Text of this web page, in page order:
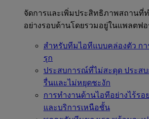
จัดการและเพิ่มประสิทธิภาพสถาน
อย่างรอบด้านโดยรวมอยู่ในแพลตฟอ
สำหรับทีมไอทีแบบคล่องตัว ก
รุก
ประสบการณ์ที่ไม่สะดุด ประส
รื่นและไม่หยุดชะงัก
การทำงานด้านไอทีอย่างไร้รอ
และบริการเหนือชั้น